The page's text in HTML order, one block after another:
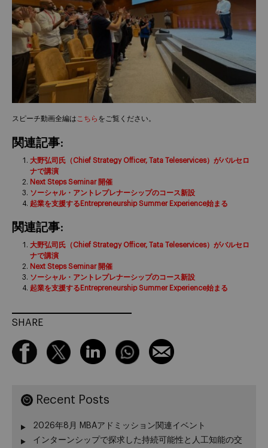
スピーチ動画全編は こちら をご覧ください。
関連記事:
大野弘司氏（Chief Strategy Officer, Tata Teleservices）がバルセロ
ナで講演
Next Steps Seminar 開催
ソーシャル・アントレプレナーシップのコース新設
起業を支援するEntrepreneurship Summer Experience始まる
関連記事:
大野弘司氏（Chief Strategy Officer, Tata Teleservices）がバルセロ
ナで講演
Next Steps Seminar 開催
ソーシャル・アントレプレナーシップのコース新設
起業を支援するEntrepreneurship Summer Experience始まる
SHARE
Recent Posts
2026年8月 MBAアドミッション関連イベント
インターンシップで探求した持続可能性と人工知能の交